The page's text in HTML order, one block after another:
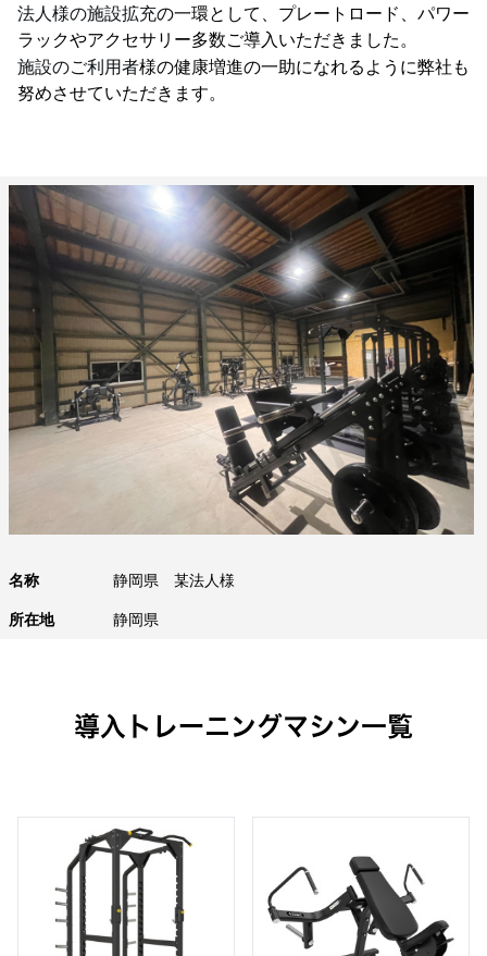
法人様の施設拡充の一環として、プレートロード、パワー
ラックやアクセサリー多数ご導入いただきました。
施設のご利用者様の健康増進の一助になれるように弊社も
努めさせていただきます。
名称 静岡県 某法人様
所在地 静岡県
導入トレーニングマシン一覧